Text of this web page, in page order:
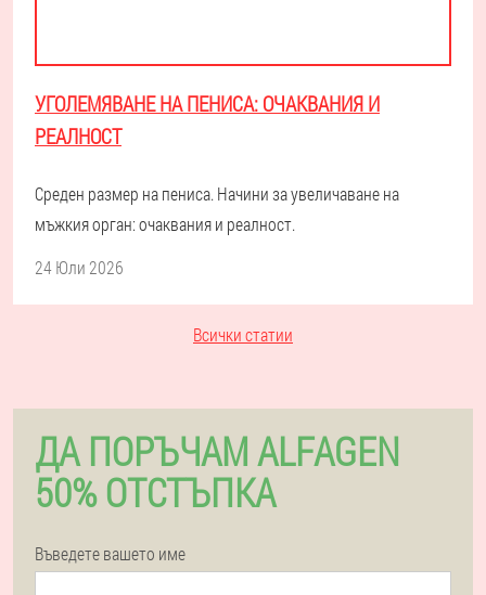
УГОЛЕМЯВАНЕ НА ПЕНИСА: ОЧАКВАНИЯ И
РЕАЛНОСТ
Среден размер на пениса. Начини за увеличаване на
мъжкия орган: очаквания и реалност.
24 Юли 2026
Всички статии
ДА ПОРЪЧАМ ALFAGEN
50% ОТСТЪПКА
Въведете вашето име